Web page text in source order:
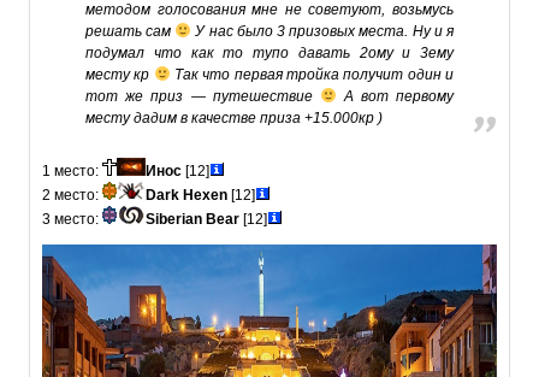
методом голосования мне не советуют, возьмусь
решать сам
У нас было 3 призовых места. Ну и я
подумал что как то тупо давать 2ому и 3ему
месту кр
Так что первая тройка получит один и
тот же приз — путешествие
А вот первому
месту дадим в качестве приза +15.000кр )
1 место: Инос [12]
2 место:
Dark Hexen [12]
3 место:
Siberian Bear [12]